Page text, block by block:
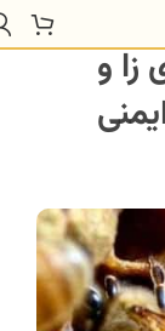
زا و